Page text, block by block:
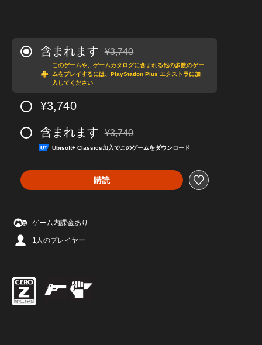
含まれます 通常価格¥3,740より値引き
¥3,740
このゲームや、ゲームカタログに含まれる他の多数のゲー
ムをプレイするには、PlayStation Plus エクストラに加
入してください
¥3,740
含まれます 通常価格¥3,740より値引き
¥3,740
Ubisoft+ Classics加入でこのゲームをダウンロード
購読
ゲーム内課金あり
1人のプレイヤー